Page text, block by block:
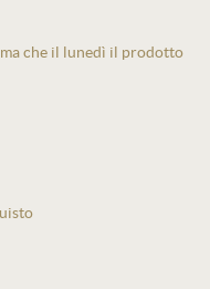
che il lunedì il prodotto